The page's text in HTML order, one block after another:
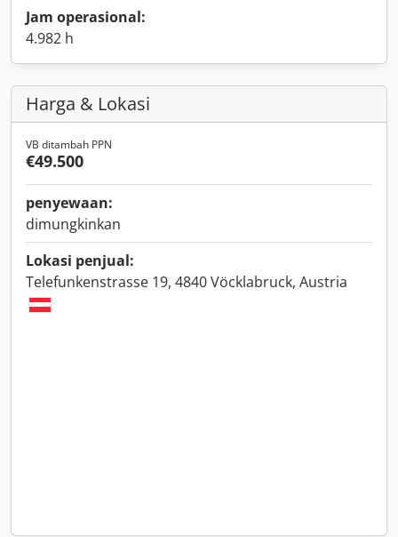
Jam operasional:
4.982 h
Harga & Lokasi
VB ditambah PPN
€49.500
penyewaan:
dimungkinkan
Lokasi penjual:
Telefunkenstrasse 19, 4840 Vöcklabruck, Austria